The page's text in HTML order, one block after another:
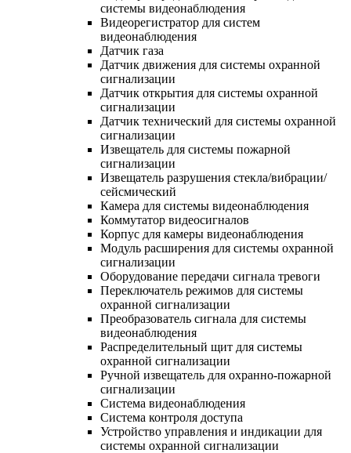
системы видеонаблюдения
Видеорегистратор для систем
видеонаблюдения
Датчик газа
Датчик движения для системы охранной
сигнализации
Датчик открытия для системы охранной
сигнализации
Датчик технический для системы охранной
сигнализации
Извещатель для системы пожарной
сигнализации
Извещатель разрушения стекла/вибрации/
сейсмический
Камера для системы видеонаблюдения
Коммутатор видеосигналов
Корпус для камеры видеонаблюдения
Модуль расширения для системы охранной
сигнализации
Оборудование передачи сигнала тревоги
Переключатель режимов для системы
охранной сигнализации
Преобразователь сигнала для системы
видеонаблюдения
Распределительный щит для системы
охранной сигнализации
Ручной извещатель для охранно-пожарной
сигнализации
Система видеонаблюдения
Система контроля доступа
Устройство управления и индикации для
системы охранной сигнализации